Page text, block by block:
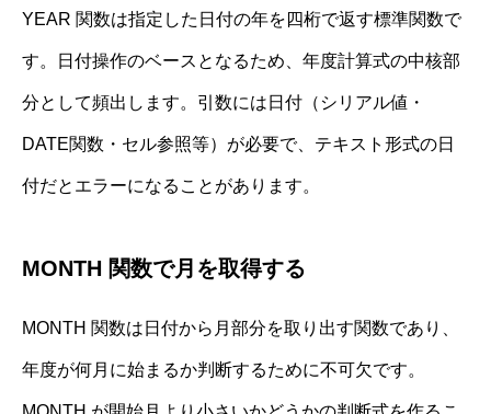
YEAR 関数は指定した日付の年を四桁で返す標準関数で
す。日付操作のベースとなるため、年度計算式の中核部
分として頻出します。引数には日付（シリアル値・
DATE関数・セル参照等）が必要で、テキスト形式の日
付だとエラーになることがあります。
MONTH 関数で月を取得する
MONTH 関数は日付から月部分を取り出す関数であり、
年度が何月に始まるか判断するために不可欠です。